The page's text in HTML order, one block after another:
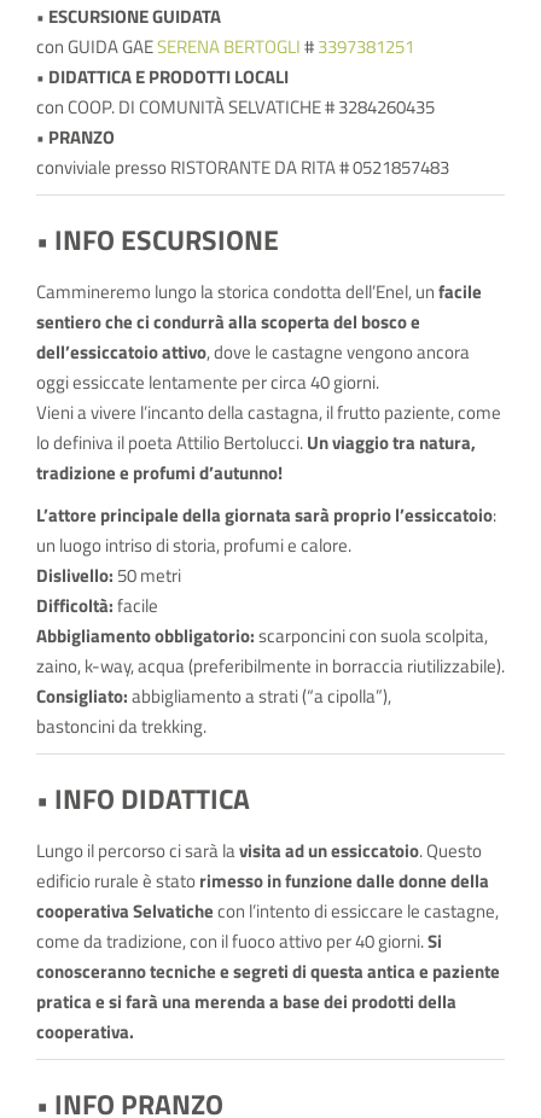
• ESCURSIONE GUIDATA
con GUIDA GAESERENA BERTOGLI#3397381251
• DIDATTICA E PRODOTTI LOCALI
con COOP. DI COMUNITÀ SELVATICHE# 3284260435
• PRANZO
conviviale presso RISTORANTE DA RITA # 0521857483
• INFO ESCURSIONE
Cammineremo lungo la storica condotta dell’Enel, unfacile
sentiero che ci condurrà alla scoperta del bosco e
dell’essiccatoio attivo, dove le castagne vengono ancora
oggi essiccate lentamente per circa 40 giorni.
Vieni a vivere l’incanto della castagna, il frutto paziente, come
lo definiva il poeta Attilio Bertolucci.Un viaggio tra natura,
tradizione e profumi d’autunno!
L’attore principale della giornata sarà proprio l’essiccatoio:
un luogo intriso di storia, profumi e calore.
Dislivello: 50 metri
Difficoltà:facile
Abbigliamento obbligatorio:scarponcini con suola scolpita,
zaino, k-way, acqua (preferibilmente in borraccia riutilizzabile).
Consigliato:abbigliamento a strati (“a cipolla”),
bastoncini da trekking.
• INFO DIDATTICA
Lungo il percorso ci sarà lavisita ad un essiccatoio. Questo
edificio rurale è statorimesso in funzione dalle donne della
cooperativa Selvatichecon l’intento di essiccare le castagne,
come da tradizione, con il fuoco attivo per 40 giorni.Si
conosceranno tecniche e segreti di questa antica e paziente
pratica e si farà una merenda a base dei prodotti della
cooperativa.
• INFO PRANZO